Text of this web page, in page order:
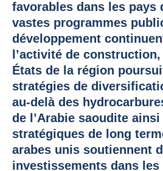
favorables dans les pays
vastes programmes
développement
l’activité de
États de la région
stratégies de
au-delà des
de l’Arabie saoudite
stratégiques de long
arabes unis soutiennent
investissements dans